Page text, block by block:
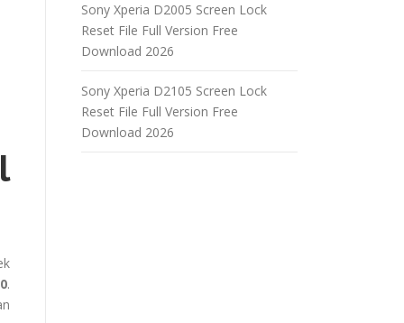
.
Sony Xperia D2005 Screen Lock
Reset File Full Version Free
Download 2026
Sony Xperia D2105 Screen Lock
Reset File Full Version Free
Download 2026